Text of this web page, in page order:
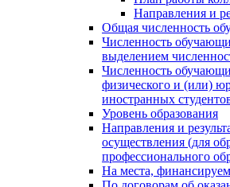
Направления и
Общая численность
Численность
выделением
Численность
физического и (или)
иностранных
Уровень образования
Направления и
осуществления (для
профессионального
На места,